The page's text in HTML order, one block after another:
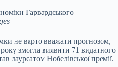
Гарвардського
не варто вважати прогнозом,
змогла виявити 71 видатного
лауреатом Нобелівської премії.